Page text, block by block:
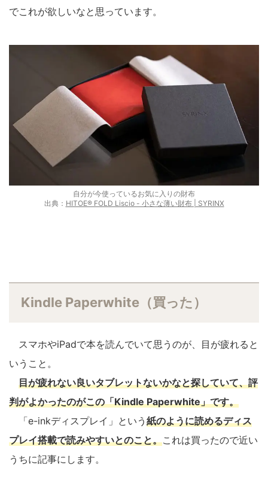
でこれが欲しいなと思っています。
自分が今使っているお気に入りの財布
出典： HITOE® FOLD Liscio - 小さな薄い財布 | SYRINX
Kindle Paperwhite （買った）
スマホやiPadで本を読んでいて思うのが、目が疲れると
いうこと。
目が疲れない良いタブレットないかなと探していて、評
判がよかったのがこの「Kindle Paperwhite」です。
「e-inkディスプレイ」という 紙のように読めるディス
プレイ搭載で読みやすいとのこと。これは買ったので近い
うちに記事にします。